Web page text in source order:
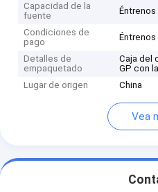
Capacidad de la
fuente
Condiciones de
pago
Detalles de
empaquetado
Caja del
GP con
Lugar de origen
China
Vea